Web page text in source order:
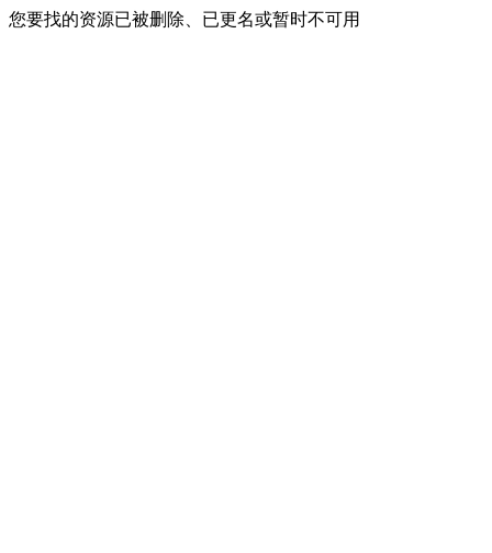
您要找的资源已被删除、已更名或暂时不可用